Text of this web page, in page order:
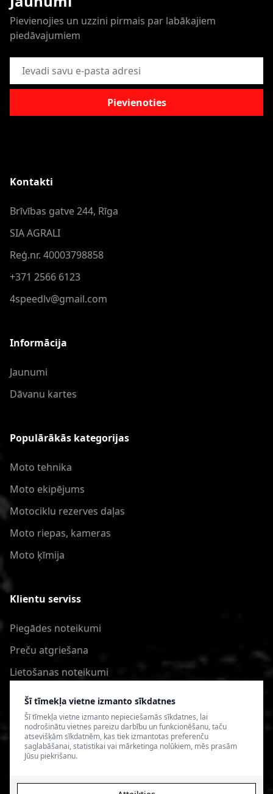
Šī tīmekļa vietne izmanto sīkdatnes
Šī tīmekļa vietne izmanto nepieciešamās sīkdatnes, lai
nodrošinātu vietnes pareizu darbību un funkcionēšanu, taču
atsevišķām sīkdatnēm, kas tiek izmantotas preferenču
saglabāšanai, statistikai vai mārketinga nolūkiem, mēs prasām
Jūsu piekrišanu.
Pievienojies un uzzini pirmais par labākajiem
piedāvajumiem
E-pasta adrese
Pievienoties
Kontakti
Brīvības gatve 244, Rīga
SIA AGRALI
Reģ.nr. 40003798858
+371 2566 6123
4speedlv@gmail.com
Informācija
Jaunumi
Dāvanu kartes
Populārākās kategorijas
Moto tehnika
Moto ekipējums
Motociklu rezerves daļas
Moto riepas, kameras
Moto ķīmija
Klientu serviss
Piegādes noteikumi
Preču atgriešana
Lietošanas noteikumi
Privātuma politika